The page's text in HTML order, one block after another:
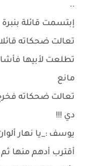
..
إبتسمت قائلة
تعالت ضحكاته
تطلعت لأبيها
مانع
تعالت ضحكاته
دي !!!
يوسف :_يا نهار
أقترب أدهم منها